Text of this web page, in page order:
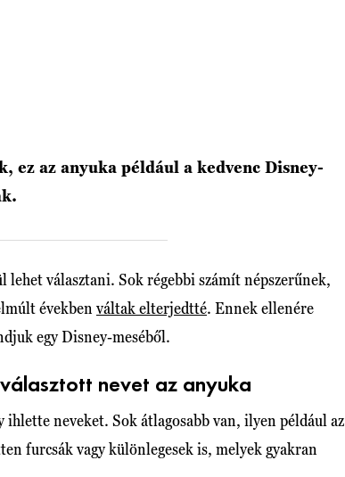
ez az anyuka például a kedvenc Disney-
lehet választani. Sok régebbi számít népszerűnek,
években váltak elterjedtté. Ennek ellenére
egy Disney-meséből.
nevet az anyuka
ihlette neveket. Sok átlagosabb van, ilyen például az
furcsák vagy különlegesek is, melyek gyakran